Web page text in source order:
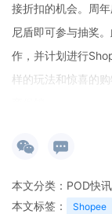
接折扣的机会。周
尼盾即可参与抽奖
作，并计划进行
样的玩法和惊喜的
本文分类： POD快讯
本文标签：
Shopee